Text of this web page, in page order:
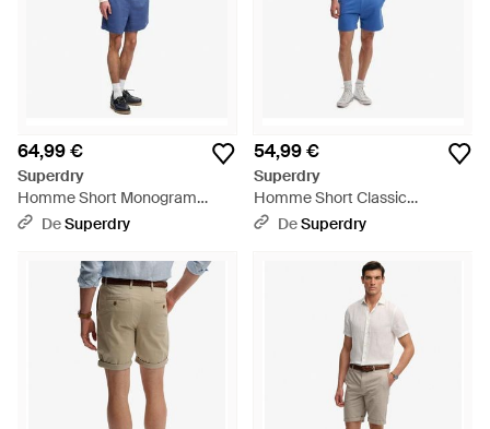
64,99 €
Superdry
Homme Short Monogram
Coupe Décontractée Taille -
DeSuperdry
54,99 €
Superdry
Homme Short Classic
Essential Logo Taille - Bleu
DeSuperdry